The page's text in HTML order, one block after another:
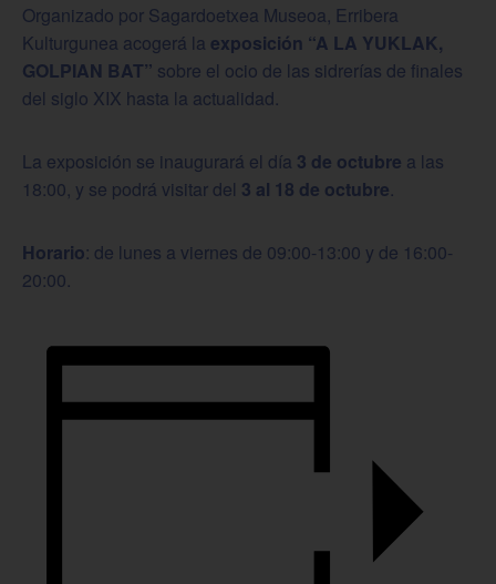
Organizado por Sagardoetxea Museoa, Erribera
Kulturgunea acogerá la exposición “A LA YUKLAK,
GOLPIAN BAT” sobre el ocio de las sidrerías de finales
del siglo XIX hasta la actualidad.
La exposición se inaugurará el día 3 de octubre a las
18:00, y se podrá visitar del 3 al 18 de octubre.
Horario: de lunes a viernes de 09:00-13:00 y de 16:00-
20:00.